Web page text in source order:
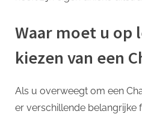
Waar moet u op
kiezen van een
Als u overweegt om een
er verschillende